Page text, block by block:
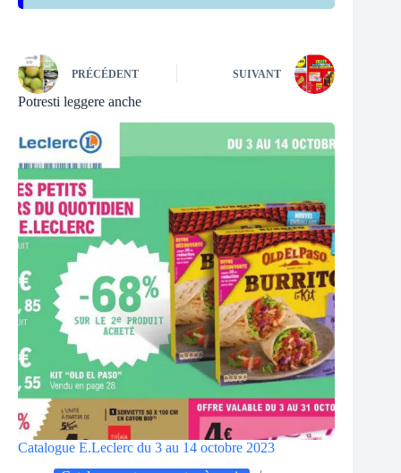
PRÉCÉDENT SUIVANT
Potresti leggere anche
Catalogue E.Leclerc du 3 au 14 octobre 2023